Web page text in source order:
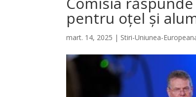
pentru oțel și
mart. 14, 2025 | Stiri-Uniunea-